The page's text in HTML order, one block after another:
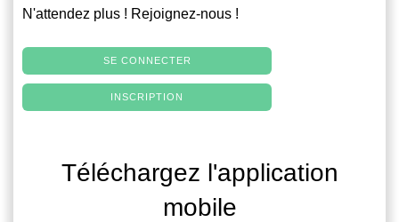
N'attendez plus ! Rejoignez-nous !
SE CONNECTER
INSCRIPTION
Téléchargez l'application
mobile